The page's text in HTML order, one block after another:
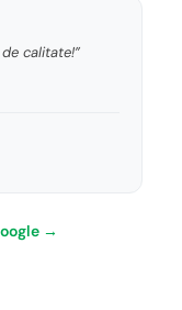
calitate!”
→